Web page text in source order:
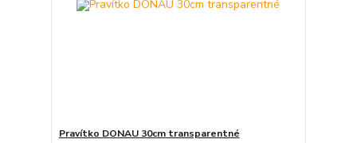
Pravítko DONAU 30cm transparentné